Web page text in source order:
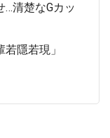
…清楚なGカッ
隱若現」